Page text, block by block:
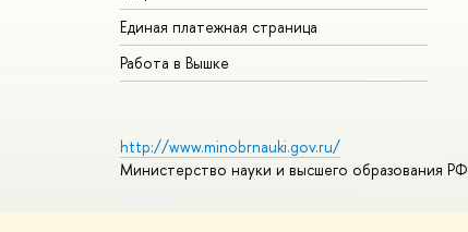
Единая платежная страница
Работа в Вышке
http://www.minobrnauki.gov.ru/
Министерство науки и высшего образования РФ